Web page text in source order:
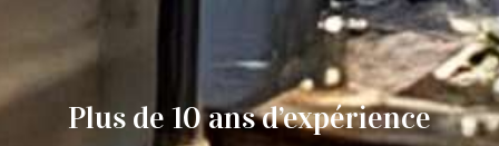
Plus de 10 ans d’expérience